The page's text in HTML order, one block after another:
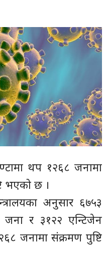
थप १२६८ जनामा
भएको छ ।
अनुसार ६७५३
जना र ३१२२ एन्टिजेन
जनामा संक्रमण पुष्टि